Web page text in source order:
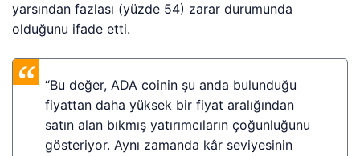
yarsından fazlası (yüzde 54) zarar durumunda
olduğunu ifade etti.
“Bu değer, ADA coinin şu anda bulunduğu
fiyattan daha yüksek bir fiyat aralığından
satın alan bıkmış yatırımcıların çoğunluğunu
gösteriyor. Aynı zamanda kâr seviyesinin